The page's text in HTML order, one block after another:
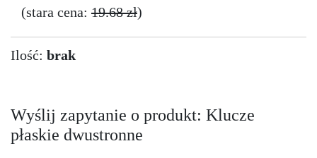
(stara cena: 19.68 zł)
Ilość: brak
Wyślij zapytanie o produkt: Klucze
płaskie dwustronne